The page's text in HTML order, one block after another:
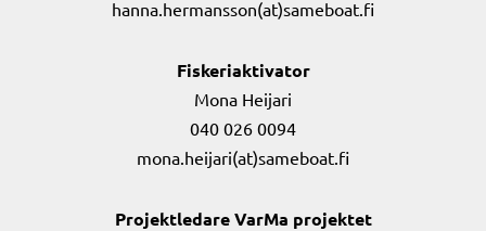
hanna.hermansson(at)sameboat.fi
Fiskeriaktivator
Mona Heijari
040 026 0094
mona.heijari(at)sameboat.fi
Projektledare VarMa projektet